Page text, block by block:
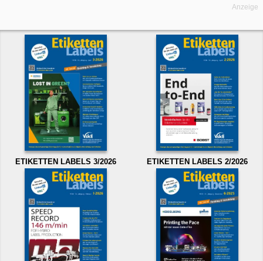
Anzeige
ETIKETTEN LABELS 3/2026 ETIKETTEN LABELS 2/2026